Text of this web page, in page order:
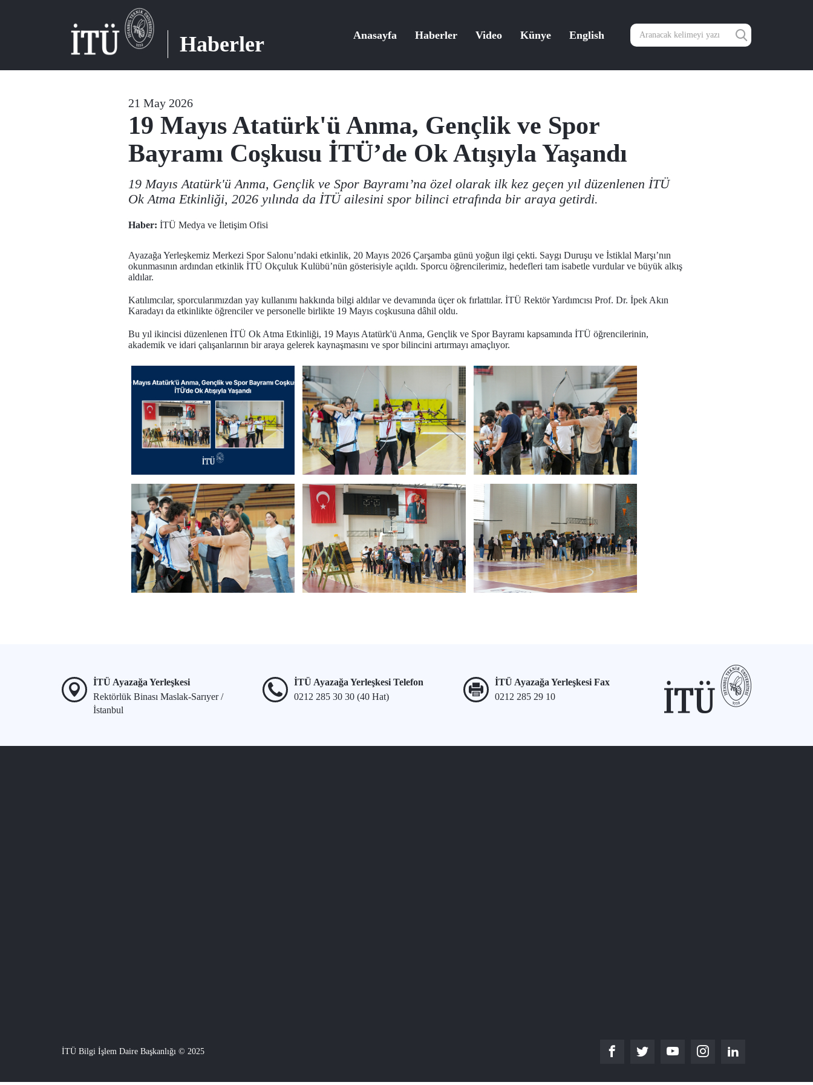
Haberler Anasayfa Haberler Video Künye English
21 May 2026
19 Mayıs Atatürk'ü Anma, Gençlik ve Spor
Bayramı Coşkusu İTÜ’de Ok Atışıyla Yaşandı
19 Mayıs Atatürk'ü Anma, Gençlik ve Spor Bayramı’na özel olarak ilk kez geçen yıl düzenlenen İTÜ
Ok Atma Etkinliği, 2026 yılında da İTÜ ailesini spor bilinci etrafında bir araya getirdi.
Haber: İTÜ Medya ve İletişim Ofisi
Ayazağa Yerleşkemiz Merkezi Spor Salonu’ndaki etkinlik, 20 Mayıs 2026 Çarşamba günü yoğun ilgi çekti. Saygı Duruşu ve İstiklal Marşı’nın
okunmasının ardından etkinlik İTÜ Okçuluk Kulübü’nün gösterisiyle açıldı. Sporcu öğrencilerimiz, hedefleri tam isabetle vurdular ve büyük alkış
aldılar.
Katılımcılar, sporcularımızdan yay kullanımı hakkında bilgi aldılar ve devamında üçer ok fırlattılar. İTÜ Rektör Yardımcısı Prof. Dr. İpek Akın
Karadayı da etkinlikte öğrenciler ve personelle birlikte 19 Mayıs coşkusuna dâhil oldu.
Bu yıl ikincisi düzenlenen İTÜ Ok Atma Etkinliği, 19 Mayıs Atatürk'ü Anma, Gençlik ve Spor Bayramı kapsamında İTÜ öğrencilerinin,
akademik ve idari çalışanlarının bir araya gelerek kaynaşmasını ve spor bilincini artırmayı amaçlıyor.
İTÜ Ayazağa Yerleşkesi
Rektörlük Binası Maslak-Sarıyer /
İstanbul
İTÜ Ayazağa Yerleşkesi Telefon
0212 285 30 30 (40 Hat)
İTÜ Ayazağa Yerleşkesi Fax
0212 285 29 10
İTÜ Bilgi İşlem Daire Başkanlığı © 2025